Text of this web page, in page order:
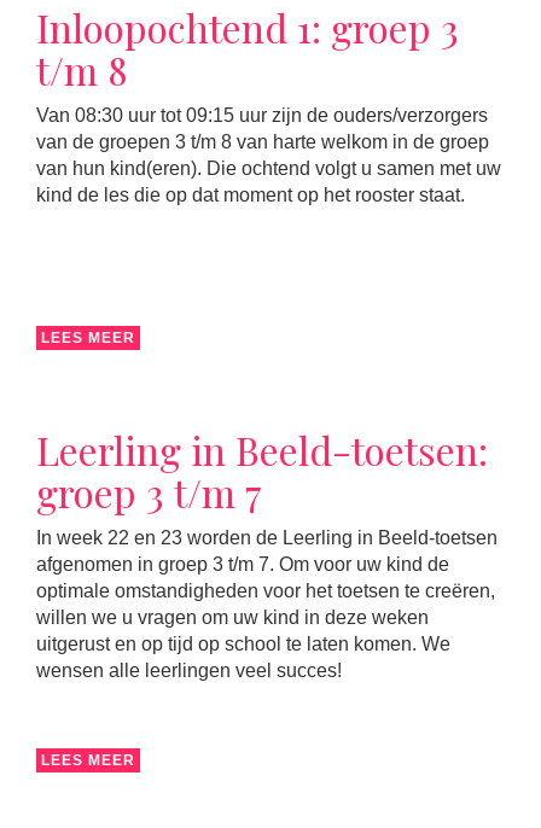
Inloopochtend 1: groep 3
t/m 8
Van 08:30 uur tot 09:15 uur zijn de ouders/verzorgers
van de groepen 3 t/m 8 van harte welkom in de groep
van hun kind(eren). Die ochtend volgt u samen met uw
kind de les die op dat moment op het rooster staat.
LEES MEER
Leerling in Beeld-toetsen:
groep 3 t/m 7
In week 22 en 23 worden de Leerling in Beeld-toetsen
afgenomen in groep 3 t/m 7. Om voor uw kind de
optimale omstandigheden voor het toetsen te creëren,
willen we u vragen om uw kind in deze weken
uitgerust en op tijd op school te laten komen. We
wensen alle leerlingen veel succes!
LEES MEER